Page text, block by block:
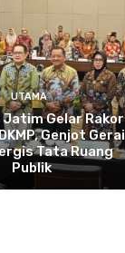
UTAMA
Gelar Rakor
Genjot Gerai
Tata Ruang
Publik